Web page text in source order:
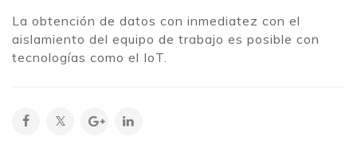
La obtención de datos con inmediatez con el
aislamiento del equipo de trabajo es posible con
tecnologías como el IoT.